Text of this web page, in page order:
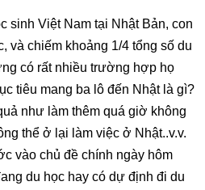
sinh Việt Nam tại Nhật Bản, con
và chiếm khoảng 1/4 tổng số du
có rất nhiều trường hợp họ
tiêu mang ba lô đến Nhật là gì?
như làm thêm quá giờ không
thể ở lại làm việc ở Nhật..v.v.
vào chủ đề chính ngày hôm
du học hay có dự định đi du